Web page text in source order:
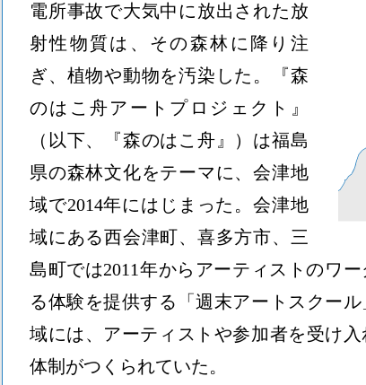
電所事故で大気中に放出された放
射性物質は、その森林に降り注
ぎ、植物や動物を汚染した。『森
のはこ舟アートプロジェクト』
（以下、『森のはこ舟』）は福島
県の森林文化をテーマに、会津地
域で2014年にはじまった。会津地
域にある西会津町、喜多方市、三
島町では2011年からアーティストのワ
る体験を提供する「週末アートスクー
域には、アーティストや参加者を受け
体制がつくられていた。